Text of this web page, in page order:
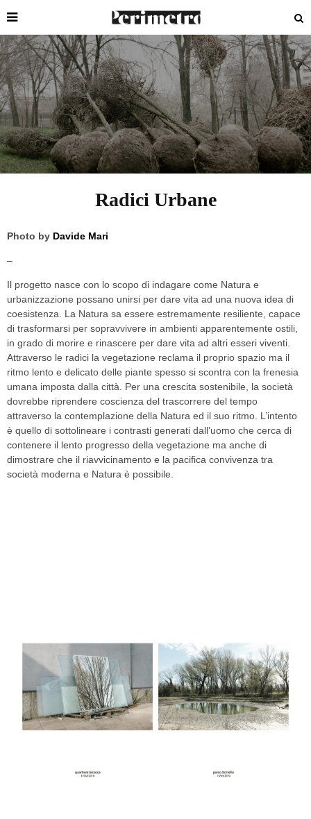
Radici Urbane
Photo by Davide Mari
–
Il progetto nasce con lo scopo di indagare come Natura e
urbanizzazione possano unirsi per dare vita ad una nuova idea di
coesistenza. La Natura sa essere estremamente resiliente, capace
di trasformarsi per sopravvivere in ambienti apparentemente ostili,
in grado di morire e rinascere per dare vita ad altri esseri viventi.
Attraverso le radici la vegetazione reclama il proprio spazio ma il
ritmo lento e delicato delle piante spesso si scontra con la frenesia
umana imposta dalla città. Per una crescita sostenibile, la società
dovrebbe riprendere coscienza del trascorrere del tempo
attraverso la contemplazione della Natura ed il suo ritmo. L’intento
è quello di sottolineare i contrasti generati dall’uomo che cerca di
contenere il lento progresso della vegetazione ma anche di
dimostrare che il riavvicinamento e la pacifica convivenza tra
società moderna e Natura è possibile.